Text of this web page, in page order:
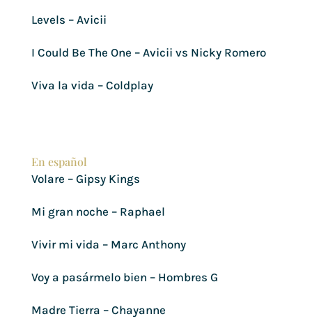
Levels – Avicii
I Could Be The One – Avicii vs Nicky Romero
Viva la vida – Coldplay
En español
Volare – Gipsy Kings
Mi gran noche – Raphael
Vivir mi vida – Marc Anthony
Voy a pasármelo bien – Hombres G
Madre Tierra – Chayanne